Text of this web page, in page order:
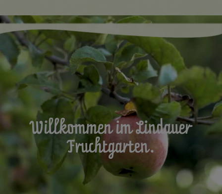
Willkommen im Lindauer
Fruchtgarten.